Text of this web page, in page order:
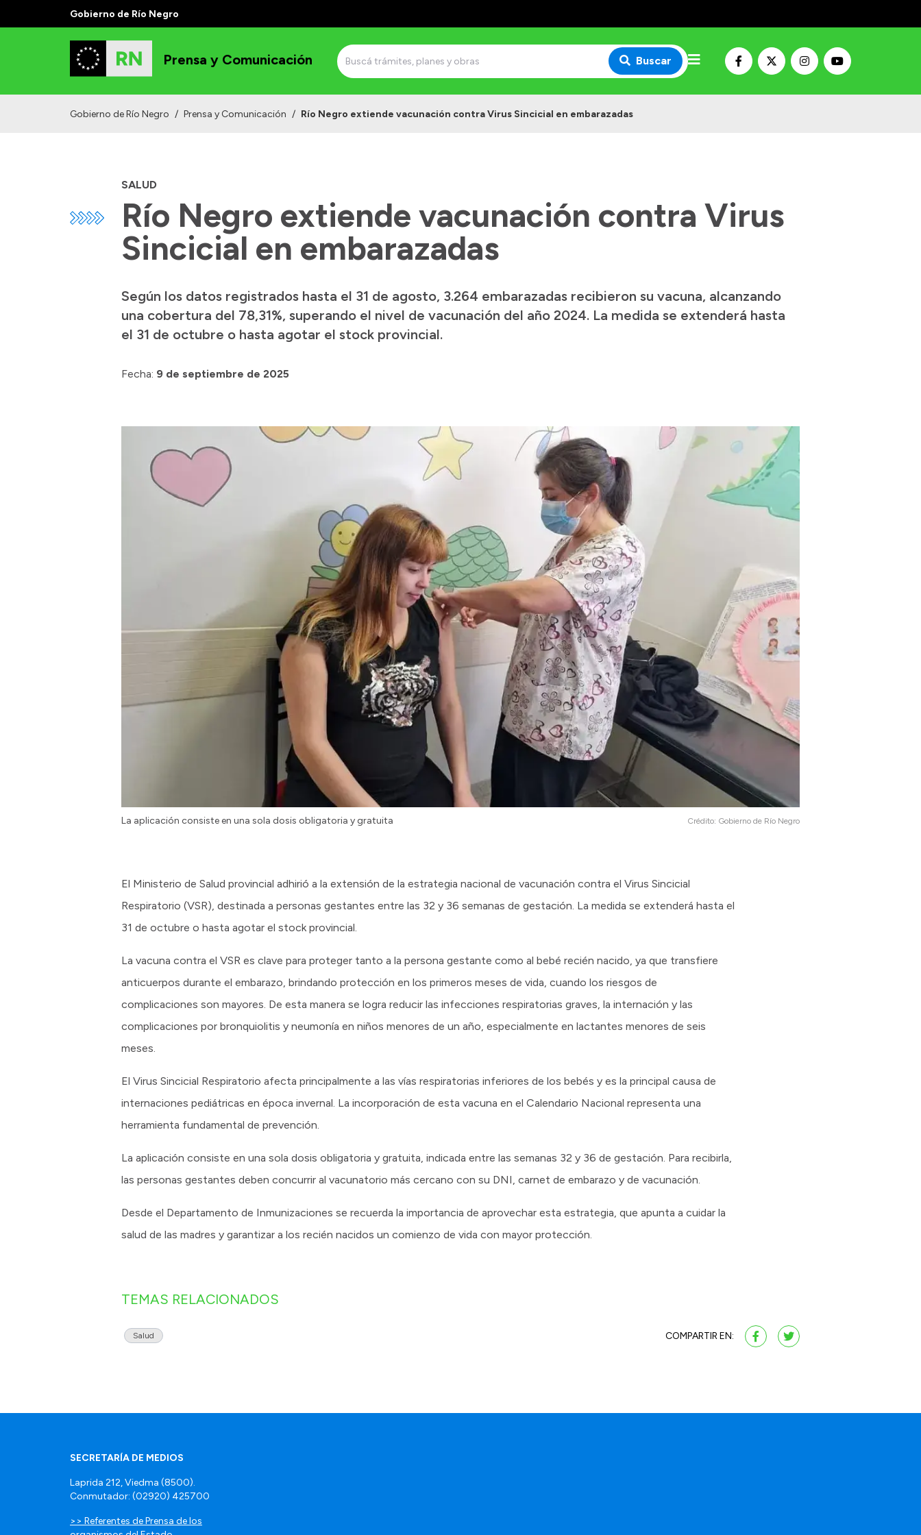
Gobierno de Río Negro
Prensa y Comunicación Buscar
Gobierno de Río Negro / Prensa y Comunicación / Río Negro extiende vacunación contra Virus Sincicial en embarazadas
SALUD
Río Negro extiende vacunación contra Virus
Sincicial en embarazadas
Según los datos registrados hasta el 31 de agosto, 3.264 embarazadas recibieron su vacuna, alcanzando
una cobertura del 78,31%, superando el nivel de vacunación del año 2024. La medida se extenderá hasta
el 31 de octubre o hasta agotar el stock provincial.
Fecha: 9 de septiembre de 2025
La aplicación consiste en una sola dosis obligatoria y gratuita Crédito: Gobierno de Río Negro
El Ministerio de Salud provincial adhirió a la extensión de la estrategia nacional de vacunación contra el Virus Sincicial
Respiratorio (VSR), destinada a personas gestantes entre las 32 y 36 semanas de gestación. La medida se extenderá hasta el
31 de octubre o hasta agotar el stock provincial.
La vacuna contra el VSR es clave para proteger tanto a la persona gestante como al bebé recién nacido, ya que transfiere
anticuerpos durante el embarazo, brindando protección en los primeros meses de vida, cuando los riesgos de
complicaciones son mayores. De esta manera se logra reducir las infecciones respiratorias graves, la internación y las
complicaciones por bronquiolitis y neumonía en niños menores de un año, especialmente en lactantes menores de seis
meses.
El Virus Sincicial Respiratorio afecta principalmente a las vías respiratorias inferiores de los bebés y es la principal causa de
internaciones pediátricas en época invernal. La incorporación de esta vacuna en el Calendario Nacional representa una
herramienta fundamental de prevención.
La aplicación consiste en una sola dosis obligatoria y gratuita, indicada entre las semanas 32 y 36 de gestación. Para recibirla,
las personas gestantes deben concurrir al vacunatorio más cercano con su DNI, carnet de embarazo y de vacunación.
Desde el Departamento de Inmunizaciones se recuerda la importancia de aprovechar esta estrategia, que apunta a cuidar la
salud de las madres y garantizar a los recién nacidos un comienzo de vida con mayor protección.
TEMAS RELACIONADOS
Salud COMPARTIR EN:
SECRETARÍA DE MEDIOS
Laprida 212, Viedma (8500).
Conmutador: (02920) 425700
>> Referentes de Prensa de los